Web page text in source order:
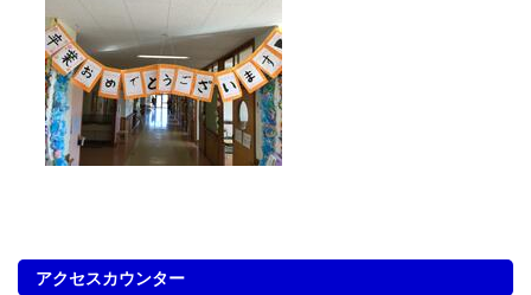
アクセスカウンター